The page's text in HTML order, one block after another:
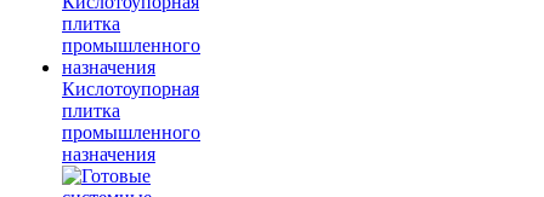
Кислотоупорная
плитка
промышленного
назначения